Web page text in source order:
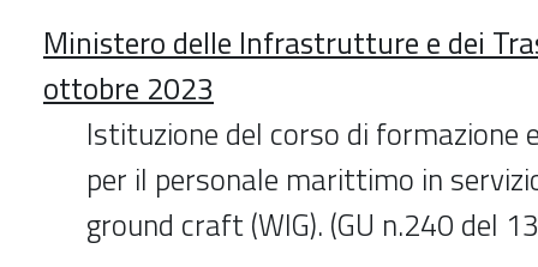
Ministero delle Infrastrutture e dei
ottobre 2023
Istituzione del corso di formazione
per il personale marittimo in
ground craft (WIG). (GU n.240 del